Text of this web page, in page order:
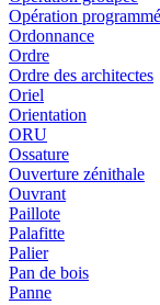
Opération
Ordonnance
Ordre
Ordre des architectes
Oriel
Orientation
ORU
Ossature
Ouverture zénithale
Ouvrant
Paillote
Palafitte
Palier
Pan de bois
Panne